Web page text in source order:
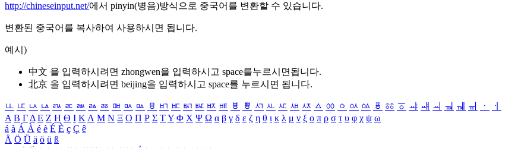
http://chineseinput.net/에서 pinyin(병음)방식으로 중국어를 변환할 수 있습니다.
변환된 중국어를 복사하여 사용하시면 됩니다.
예시)
中文 을 입력하시려면 zhongwen을 입력하시고 space를누르시면됩니다.
北京 을 입력하시려면 beijing을 입력하시고 space를 누르시면 됩니다.
ㅥ ㅦ ㅧ ㅨ ㅩ ㅪ ㅫ ㅬ ㅭ ㅮ ㅯ ㅰ ㅱ ㅲ ㅳ ㅴ ㅵ ㅶ ㅷ ㅸ ㅹ ㅺ ㅻ ㅼ ㅽ ㅾ ㅿ ㆀ ㆁ ㆂ ㆃ ㆄ ㆅ ㆆ ㆇ ㆈ ㆉ ㆊ ㆋ ㆌ ㆍ
ㆎ
Α Β ΓΔ Ε Ζ Η Θ Ι ΚΛ Μ Ν Ξ Ο Π Ρ Σ ΤΥ Φ Χ Ψ Ω α β γ δ ε ζ η θ ι κ λ μ ν ξ ο π ρ σ τ υ φ χ ψ ω
á à Á À é è É È ç Ç ê
Ä Ö Ü ä ö ü ß